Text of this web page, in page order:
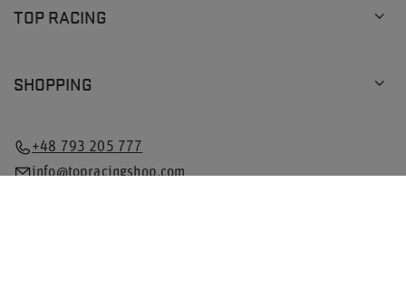
TOP RACING
SHOPPING
+48 793 205 777
info@topracingshop.com